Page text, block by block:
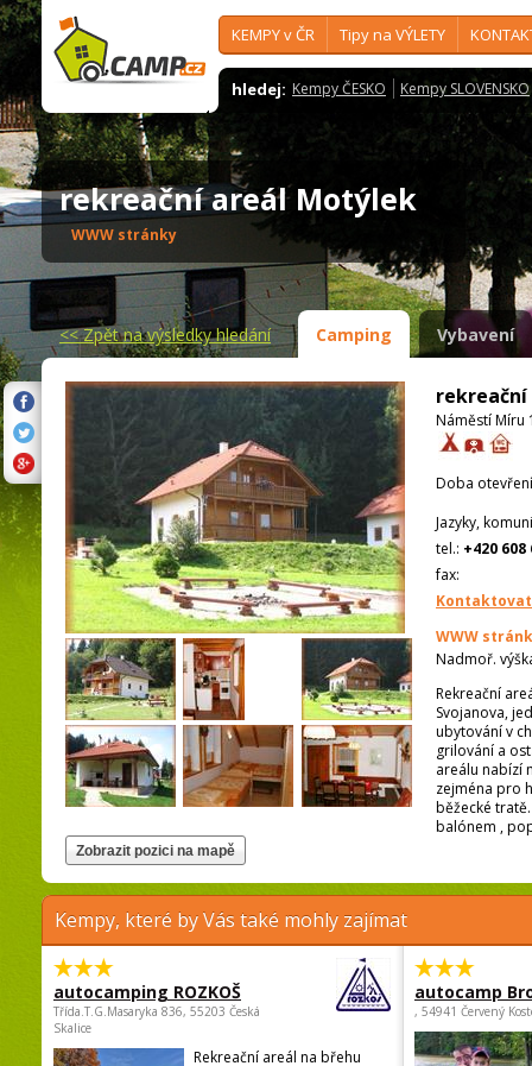
KEMPY v ČR Tipy na VÝLETY
hledej: Kempy ČESKO Kempy SLOVENSKO
rekreační areál Motýlek
WWW stránky
<<Zpět na výsledky hledání Camping Vybavení
Náměstí Míru
Doba
Jazyky,
tel.: +420 608
fax:
WWW
Nadmoř.
Rekreační
Svojanova,
ubytování v
grilování a
areálu nabízí
zejména pro
běžecké
balónem ,
Kempy, které by Vás také mohly zajímat
autocamping ROZKOŠ
Třída.T.G.Masaryka 836, 55203 Česká
Skalice
Rekreační areál na břehu
autocamp
, 54941 Červený